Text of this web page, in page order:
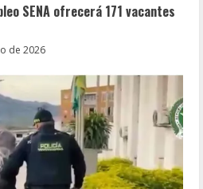
SENA ofrecerá 171 vacantes
de 2026